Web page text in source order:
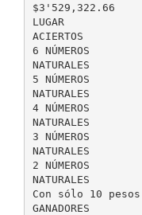
$3'529,322.66
LUGAR
ACIERTOS
6 NÚMEROS
NATURALES
5 NÚMEROS
NATURALES
4 NÚMEROS
NATURALES
3 NÚMEROS
NATURALES
2 NÚMEROS
NATURALES
Con sólo 10
GANADORES